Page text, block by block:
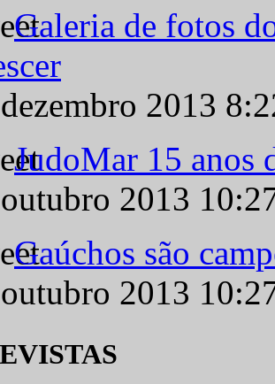
Galeria de fotos
2013
JudoMar 15 anos
2013
Gaúchos são
2013